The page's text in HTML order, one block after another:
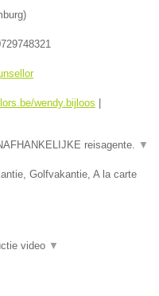
)
wendy.bijloos
reisagente. ▼
Golfvakantie, A la carte
video ▼